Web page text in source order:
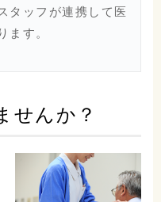
タッフが連携して医
ます。
せんか？